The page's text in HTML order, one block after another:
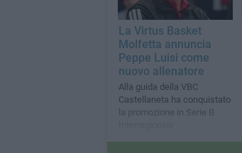
La Virtus Basket
Molfetta annuncia
Peppe Luisi come
nuovo allenatore
Alla guida della VBC
Castellaneta ha conquistato
la promozione in Serie B